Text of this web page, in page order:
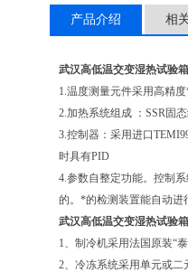
产品介绍 相
武汉高低温交变湿热试验
1.温度测量元件采用高精
2.加热系统组成 ：SSR固
3.控制器：采用进口
时具有PID
4.参数自整定功能。控制
的。*的检测装置能自动进
武汉高低温交变湿热试验
1、制冷机采用法国原装“
2、冷冻系统采用单元或